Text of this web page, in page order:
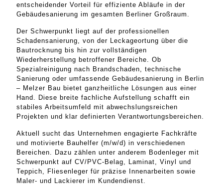
entscheidender Vorteil für effiziente Abläufe in der
Gebäudesanierung im gesamten Berliner Großraum.
Der Schwerpunkt liegt auf der professionellen
Schadensanierung, von der Leckageortung über die
Bautrocknung bis hin zur vollständigen
Wiederherstellung betroffener Bereiche. Ob
Spezialreinigung nach Brandschaden, technische
Sanierung oder umfassende Gebäudesanierung in Berlin
– Melzer Bau bietet ganzheitliche Lösungen aus einer
Hand. Diese breite fachliche Aufstellung schafft ein
stabiles Arbeitsumfeld mit abwechslungsreichen
Projekten und klar definierten Verantwortungsbereichen.
Aktuell sucht das Unternehmen engagierte Fachkräfte
und motivierte Bauhelfer (m/w/d) in verschiedenen
Bereichen. Dazu zählen unter anderem Bodenleger mit
Schwerpunkt auf CV/PVC-Belag, Laminat, Vinyl und
Teppich, Fliesenleger für präzise Innenarbeiten sowie
Maler- und Lackierer im Kundendienst.